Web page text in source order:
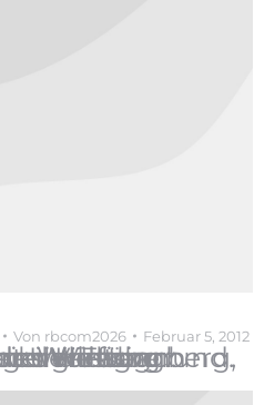
Von rbcom2026 Februar 5, 2012
Württemberg, Deutschland redbikini design: Produktdesign Label design